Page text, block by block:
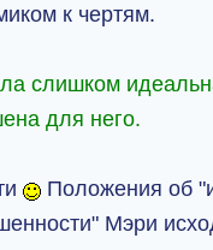
к чертям.
слишком
для него.
Положения об
Мэри